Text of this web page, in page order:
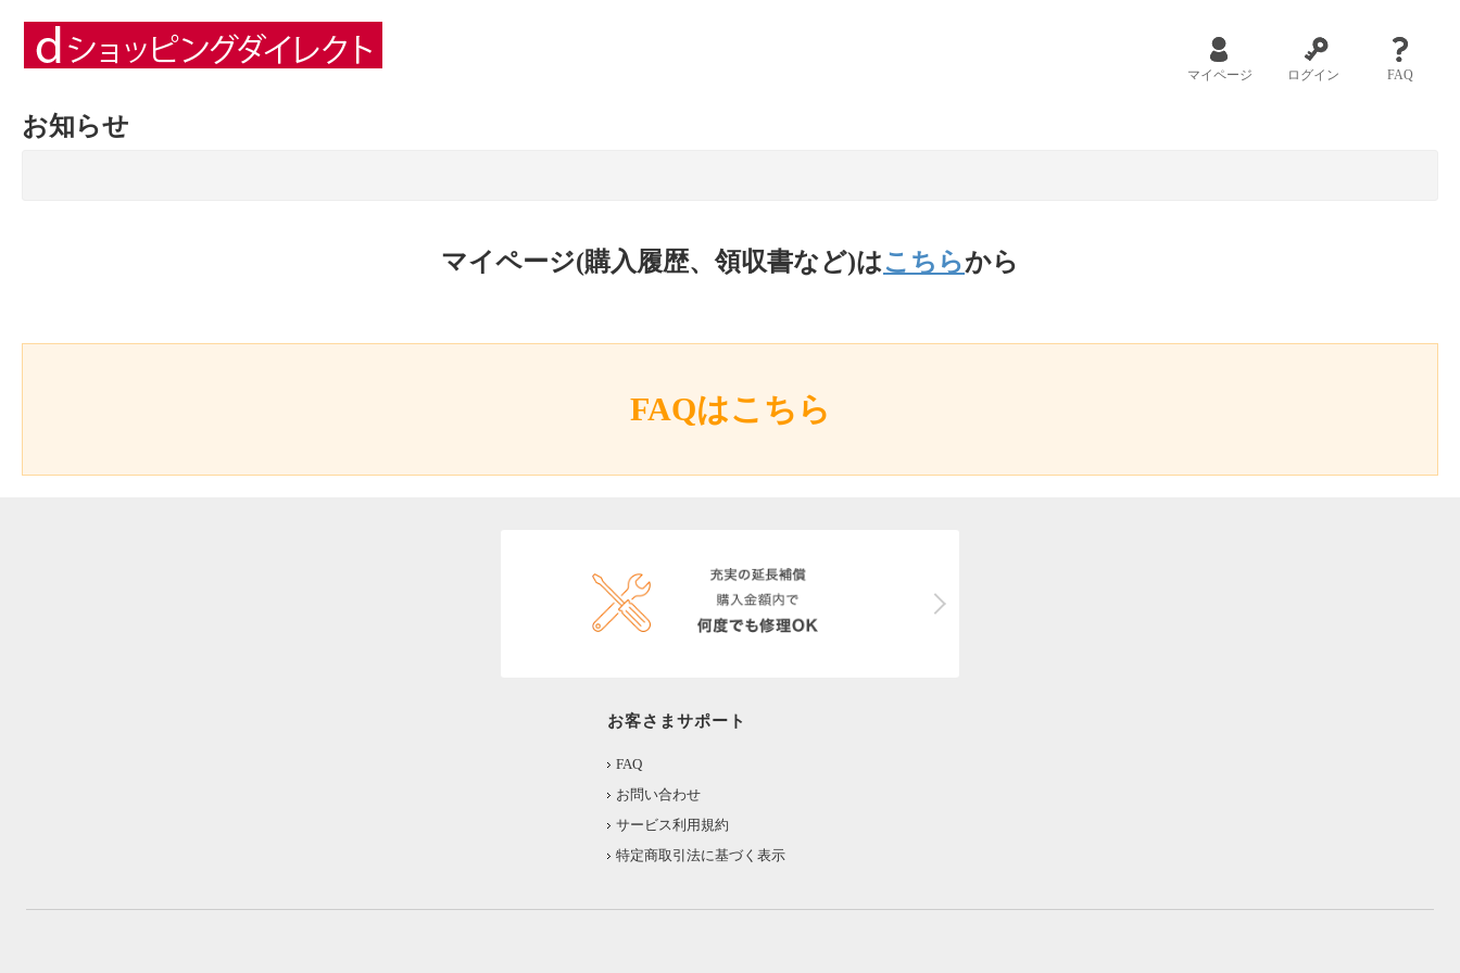
マイページ ログイン FAQ
お知らせ
マイページ(購入履歴、領収書など)はこちらから
FAQはこちら
お客さまサポート
FAQ
お問い合わせ
サービス利用規約
特定商取引法に基づく表示